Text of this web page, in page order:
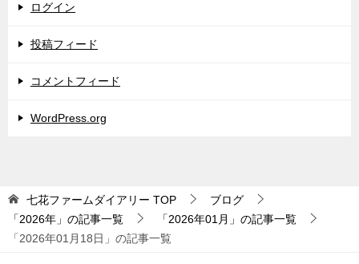
ログイン
投稿フィード
コメントフィード
WordPress.org
七花ファームダイアリー TOP
ブログ
「2026年」の記事一覧
「2026年01月」の記事一覧
「2026年01月18日」の記事一覧